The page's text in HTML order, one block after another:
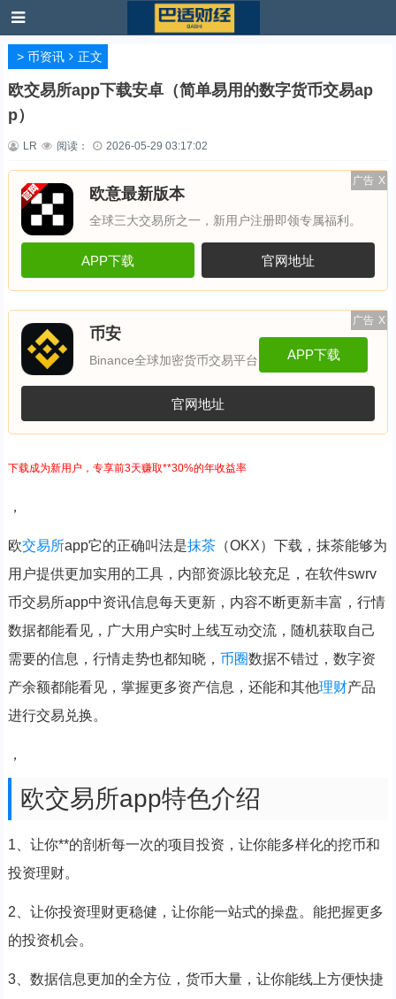
> 币资讯 正文
欧交易所app下载安卓（简单易用的数字货币交易ap
p）
LR 阅读： 2026-05-29 03:17:02
广告 X
欧意最新版本
全球三大交易所之一，新用户注册即领专属福利。
APP下载 官网地址
广告 X
币安
Binance全球加密货币交易平台 APP下载
官网地址
下载成为新用户，专享前3天赚取**30%的年收益率
，
欧交易所app它的正确叫法是抹茶（OKX）下载，抹茶能够为
用户提供更加实用的工具，内部资源比较充足，在软件swrv
币交易所app中资讯信息每天更新，内容不断更新丰富，行情
数据都能看见，广大用户实时上线互动交流，随机获取自己
需要的信息，行情走势也都知晓， 币圈数据不错过，数字资
产余额都能看见，掌握更多资产信息，还能和其他理财产品
进行交易兑换。
，
欧交易所app特色介绍
1、让你**的剖析每一次的项目投资，让你能多样化的挖币和
投资理财。
2、让你投资理财更稳健，让你能一站式的操盘。能把握更多
的投资机会。
3、数据信息更加的全方位，货币大量，让你能线上方便快捷